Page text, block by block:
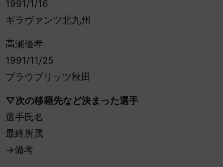
1991/1/16
ギラヴァンツ北九州
高瀬優孝
1991/11/25
ブラウブリッツ秋田
▽次の移籍先など決まった選手
選手氏名
最終所属
→備考